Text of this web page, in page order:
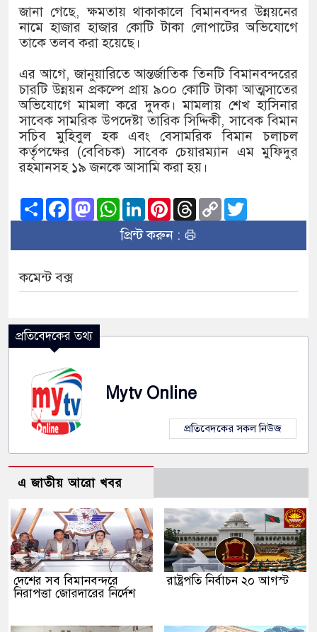
প্রেমের সম্পর্ক ছিন্ন না করায় মা-
হামের উপসর্গে আরও ৬ প্রাণহানি,
অবশেষে পদত্যাগ করলেন ভারতের
জামায়াত ফেরেশতাদের দল নয়,
জানা গেছে, ক্ষমতায় থাকাকালে বিমানবন্দর উন্নয়নের
নামে হাজার হাজার কোটি টাকা লোপাটের অভিযোগে
তাকে তলব করা হয়েছে।
এর আগে, জানুয়ারিতে আন্তর্জাতিক তিনটি বিমানবন্দরের
চারটি উন্নয়ন প্রকল্পে প্রায় ৯০০ কোটি টাকা আত্মসাতের
অভিযোগে মামলা করে দুদক। মামলায় শেখ হাসিনার
সাবেক সামরিক উপদেষ্টা তারিক সিদ্দিকী, সাবেক বিমান
সচিব মুহিবুল হক এবং বেসামরিক বিমান চলাচল
কর্তৃপক্ষের (বেবিচক) সাবেক চেয়ারম্যান এম মুফিদুর
রহমানসহ ১৯ জনকে আসামি করা হয়।
ShareFacebook
Mastodon
WhatsApp
LinkedInPinterest
Threads
Copy
Link
প্রিন্ট করুন :
কমেন্ট বক্স
প্রতিবেদকের তথ্য
Mytv Online
প্রতিবেদকের সকল নিউজ
এ জাতীয় আরো খবর
দেশের সব বিমানবন্দরে
নিরাপত্তা জোরদারের নির্দেশ
রাষ্ট্রপতি নির্বাচন ২০ আগস্ট